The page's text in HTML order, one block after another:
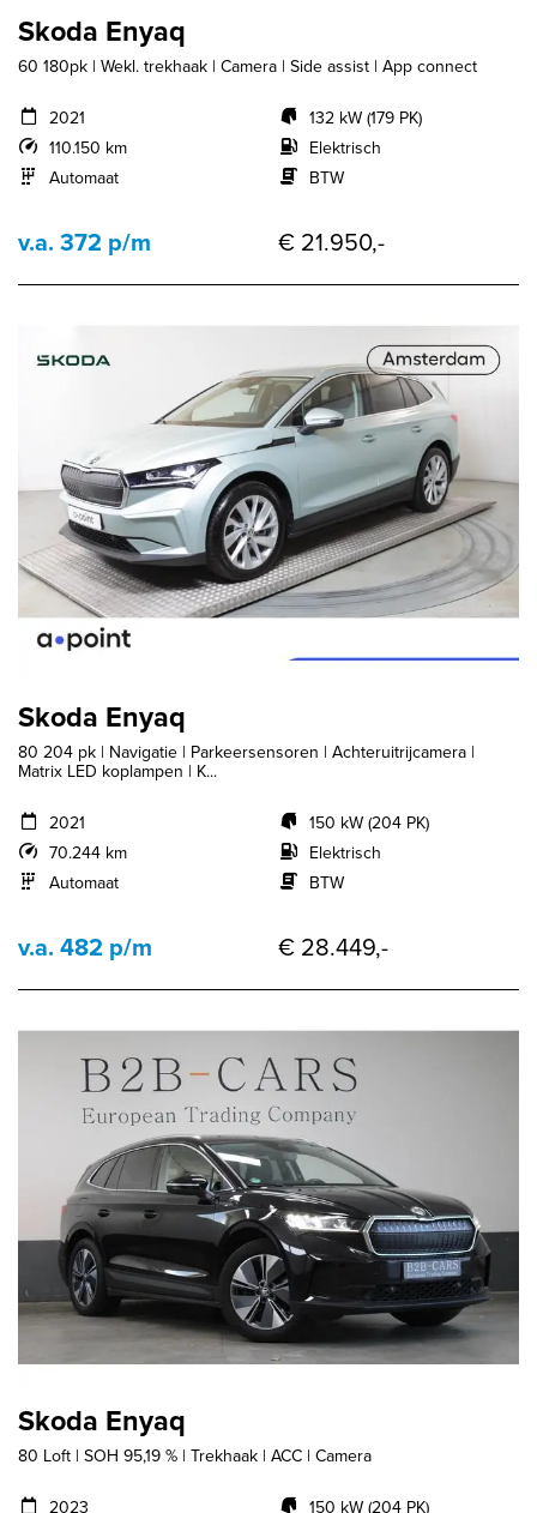
Skoda Enyaq
60 180pk | Wekl. trekhaak | Camera | Side assist | App connect
2021
110.150 km
Automaat
132 kW (179 PK)
Elektrisch
BTW
v.a. 372 p/m € 21.950,-
Skoda Enyaq
80 204 pk | Navigatie | Parkeersensoren | Achteruitrijcamera |
Matrix LED koplampen | K...
2021
70.244 km
Automaat
150 kW (204 PK)
Elektrisch
BTW
v.a. 482 p/m € 28.449,-
Skoda Enyaq
80 Loft | SOH 95,19 % | Trekhaak | ACC | Camera
2023 150 kW (204 PK)